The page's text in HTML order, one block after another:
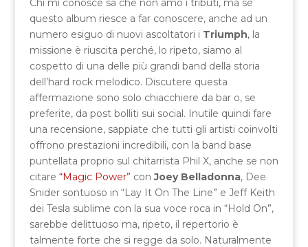
Chi mi conosce sa che non amo i tributi, ma se
questo album riesce a far conoscere, anche ad un
numero esiguo di nuovi ascoltatori i Triumph, la
missione è riuscita perché, lo ripeto, siamo al
cospetto di una delle più grandi band della storia
dell’hard rock melodico. Discutere questa
affermazione sono solo chiacchiere da bar o, se
preferite, da post bolliti sui social. Inutile quindi fare
una recensione, sappiate che tutti gli artisti coinvolti
offrono prestazioni incredibili, con la band base
puntellata proprio sul chitarrista Phil X, anche se non
citare “Magic Power” conJoey Belladonna, Dee
Snider sontuoso in “Lay It On The Line” e Jeff Keith
dei Tesla sublime con la sua voce roca in “Hold On”,
sarebbe delittuoso ma, ripeto, il repertorio è
talmente forte che si regge da solo. Naturalmente